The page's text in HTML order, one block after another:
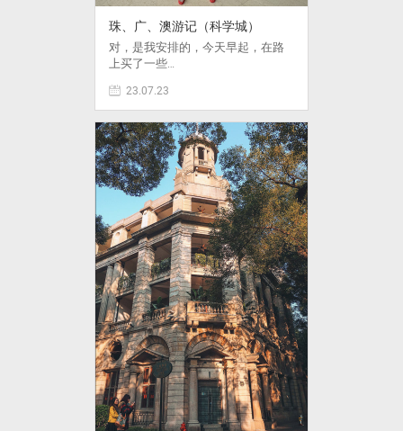
珠、广、澳游记（科学城）
对，是我安排的，今天早起，在路
上买了一些…
23.07.23